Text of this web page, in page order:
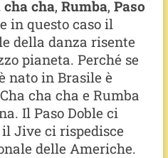
cha cha, Rumba, Paso
in questo caso il
della danza risente
pianeta. Perché se
nato in Brasile è
cha cha e Rumba
Il Paso Doble ci
Jive ci rispedisce
delle Americhe.